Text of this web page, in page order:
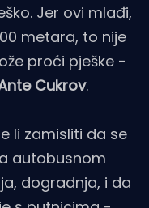
Jer ovi mlađi,
metara, to nije
proći pješke -
Cukrov.
li zamisliti da se
autobusnom
dogradnja, i da